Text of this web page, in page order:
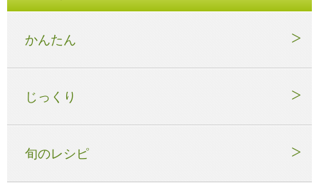
かんたん
じっくり
旬のレシピ